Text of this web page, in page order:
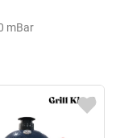
mBar